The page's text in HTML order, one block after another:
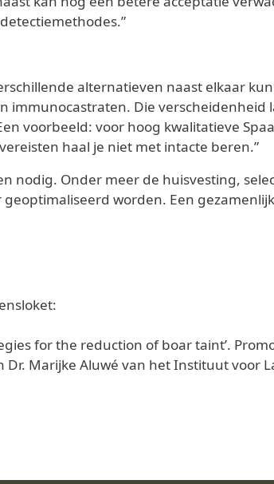
alternatieven naast elkaar
immunocastraten. Die verscheidenheid
voorbeeld: voor hoog kwalitatieve
haal je niet met intacte beren.”
nodig. Onder meer de huisvesting,
worden. Een
for the reduction of boar taint’.
Dr. Marijke Aluwé van het Instituut voor